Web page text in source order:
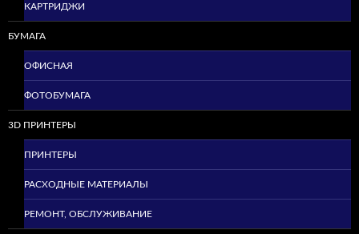
КАРТРИДЖИ
БУМАГА
ОФИСНАЯ
ФОТОБУМАГА
3D ПРИНТЕРЫ
ПРИНТЕРЫ
РАСХОДНЫЕ МАТЕРИАЛЫ
РЕМОНТ, ОБСЛУЖИВАНИЕ